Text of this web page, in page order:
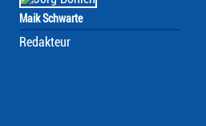
Maik Schwarte
Redakteur